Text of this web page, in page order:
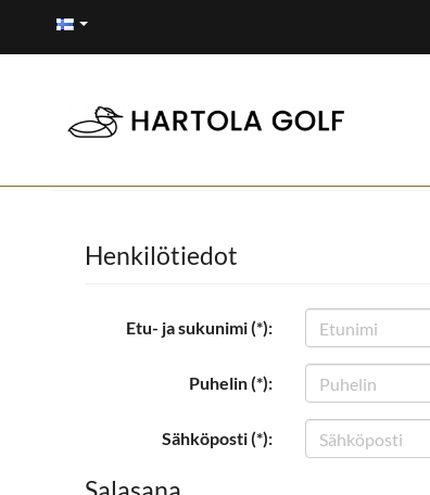
Henkilötiedot
Etu- ja sukunimi (*):
Puhelin (*):
Sähköposti (*):